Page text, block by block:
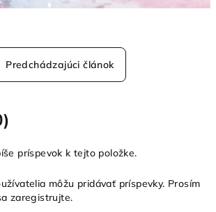
Predchádzajúci článok
príspevok k tejto položke.
môžu pridávať príspevky. Prosím
zaregistrujte.